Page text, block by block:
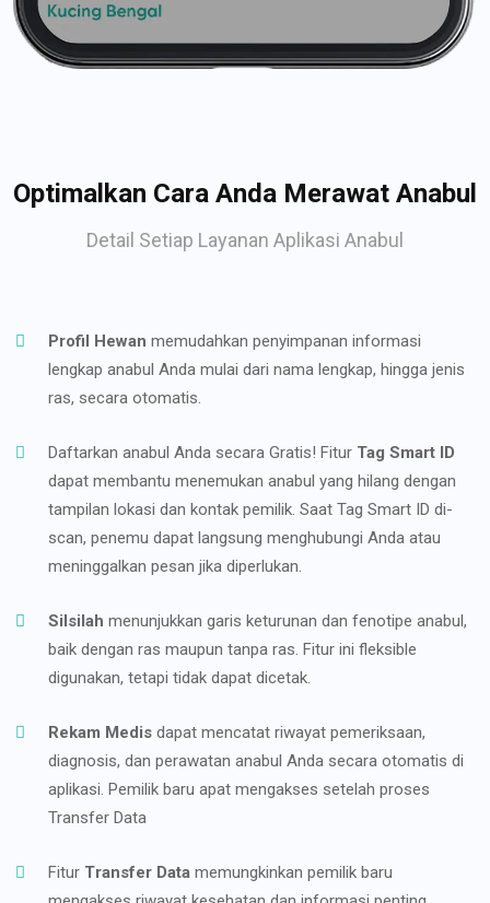
Optimalkan Cara Anda Merawat Anabul
Detail Setiap Layanan Aplikasi Anabul
Profil Hewan memudahkan penyimpanan informasi
lengkap anabul Anda mulai dari nama lengkap, hingga jenis
ras, secara otomatis.
Daftarkan anabul Anda secara Gratis! Fitur Tag Smart ID
dapat membantu menemukan anabul yang hilang dengan
tampilan lokasi dan kontak pemilik. Saat Tag Smart ID di-
scan, penemu dapat langsung menghubungi Anda atau
meninggalkan pesan jika diperlukan.
Silsilah menunjukkan garis keturunan dan fenotipe anabul,
baik dengan ras maupun tanpa ras. Fitur ini fleksible
digunakan, tetapi tidak dapat dicetak.
Rekam Medis dapat mencatat riwayat pemeriksaan,
diagnosis, dan perawatan anabul Anda secara otomatis di
aplikasi. Pemilik baru apat mengakses setelah proses
Transfer Data
Fitur Transfer Data memungkinkan pemilik baru